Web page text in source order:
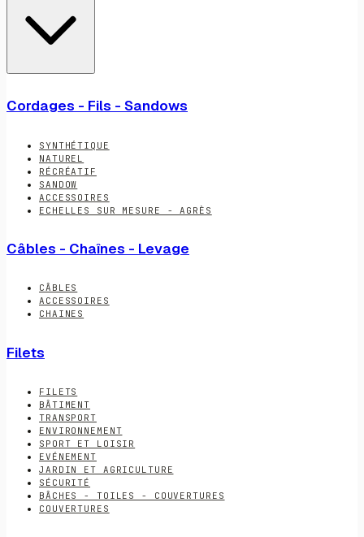
Cordages - Fils - Sandows
SYNTHÉTIQUE
NATUREL
RÉCRÉATIF
SANDOW
ACCESSOIRES
ECHELLES SUR MESURE - AGRÈS
Câbles - Chaînes - Levage
CÂBLES
ACCESSOIRES
CHAINES
Filets
FILETS
BÂTIMENT
TRANSPORT
ENVIRONNEMENT
SPORT ET LOISIR
EVÉNEMENT
JARDIN ET AGRICULTURE
SÉCURITÉ
BÂCHES - TOILES - COUVERTURES
COUVERTURES